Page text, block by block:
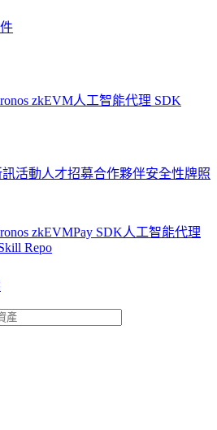
zkEVM人工智能代理 SDK
訊活動人才招募合作夥伴安全性牌照
zkEVMPay SDK人工智能代理
Repo